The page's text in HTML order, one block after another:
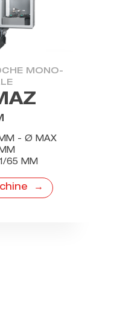
MONO-
- Ø MAX
65 MM